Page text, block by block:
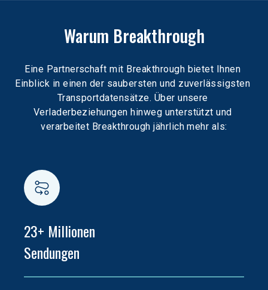
Warum Breakthrough
Eine Partnerschaft mit Breakthrough bietet Ihnen
Einblick in einen der saubersten und zuverlässigsten
Transportdatensätze. Über unsere
Verladerbeziehungen hinweg unterstützt und
verarbeitet Breakthrough jährlich mehr als:
23+ Millionen
Sendungen